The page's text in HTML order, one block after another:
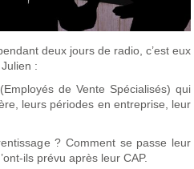
deux jours de radio, c’est eux
:
de Vente Spécialisés) qui
leurs périodes en entreprise, leur
? Comment se passe leur
ils prévu après leur CAP.